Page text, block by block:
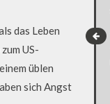
das Leben
US-
üblen
sich Angst